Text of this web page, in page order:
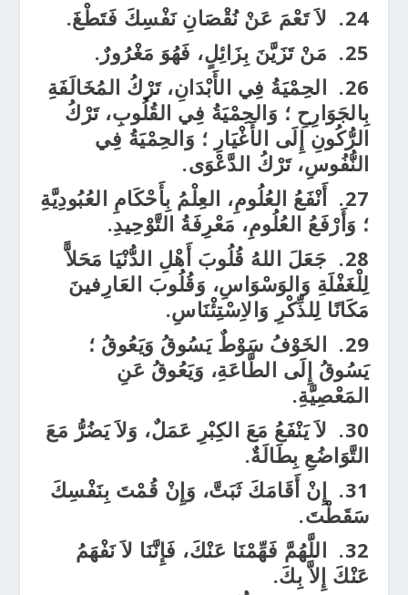
24.
لاَ تَعْمَ عَنْ نُقْصَانِ نَفْسِكَ فَتَطْغَ.
25.
مَنْ تَزَيَّنَ بِزَائِلٍ، فَهُوَ مَغْرُورٌ.
26.
الحِمْيَةُ فِي الأَبْدَانِ، تَرْكُ المُخَالَفَةِ
بِالجَوَارِحِ ؛ وَالحِمْيَةُ فِي القُلُوبِ، تَرْكُ
الرُّكُونِ إِلَى الأَغْيَارِ ؛ وَالحِمْيَةُ فِي
النُّفُوسِ، تَرْكُ الدَّعْوَى.
27.
أَنْفَعُ العُلُومِ، العِلْمُ بِأَحْكَامِ العُبُودِيَّةِ
؛ وَأَرْفَعُ العُلُومِ، مَعْرِفَةُ التَّوْحِيدِ.
28.
جَعَلَ اللهُ قُلُوبَ أَهْلِ الدُّنْيَا مَحَلاًّ
لِلْغَفْلَةِ وَالوَسْوَاسِ، وَقُلُوبَ العَارِفينَ
مَكَانًا لِلذِّكْرِ وَالاِسْتِئْنَاسِ.
29.
الخَوْفُ سَوْطٌ يَسُوقُ وَيَعُوقُ ؛
يَسُوقُ إِلَى الطَّاعَةِ، وَيَعُوقُ عَنِ
المَعْصِيَّةِ.
30.
لاَ يَنْفَعُ مَعَ الكِبْرِ عَمَلٌ، وَلاَ يَضُرُّ مَعَ
التَّوَاضُعِ بِطَالَةٌ.
31.
إِنْ أَقَامَكَ ثَبَتَّ، وَإِنْ قُمْتَ بِنَفْسِكَ
سَقَطْتَ.
32.
اللَّهُمَّ فَهِّمْنَا عَنْكَ، فَإِنَّنَا لاَ نَفْهَمُ
عَنْكَ إِلاَّ بِكَ.